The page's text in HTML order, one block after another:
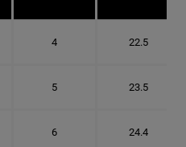
4 22.5
5 23.5
6 24.4